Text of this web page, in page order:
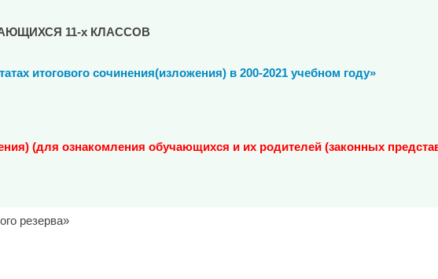
11-х КЛАССОВ
итогового сочинения(изложения) в 200-2021 учебном году»
(для ознакомления обучающихся и их родителей (законных
резерва»